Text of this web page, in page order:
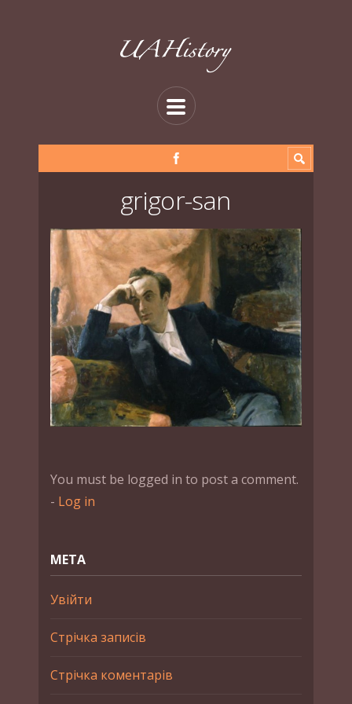
grigor-san
You must be logged in to post a comment.
- Log in
МЕТА
Увійти
Стрічка записів
Стрічка коментарів